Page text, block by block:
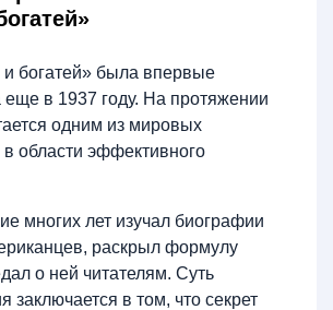
и богатей» была впервые
еще в 1937 году. На протяжении
одним из мировых
в области эффективного
многих лет изучал биографии
раскрыл формулу
о ней читателям. Суть
заключается в том, что секрет